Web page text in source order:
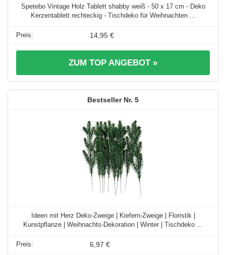
Spetebo Vintage Holz Tablett shabby weiß - 50 x 17 cm - Deko
Kerzentablett rechteckig - Tischdeko für Weihnachten ...
14,95 €
ZUM TOP ANGEBOT »
5
Ideen mit Herz Deko-Zweige | Kiefern-Zweige | Floristik |
Kunstpflanze | Weihnachts-Dekoration | Winter | Tischdeko ...
6,97 €